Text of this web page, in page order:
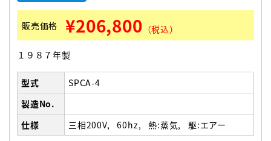
販売価格 ¥206,800 （税込）
１９８７年製
型式
SPCA-4
製造No.
仕様
三相200V 60hz 熱:蒸気 駆:エアー